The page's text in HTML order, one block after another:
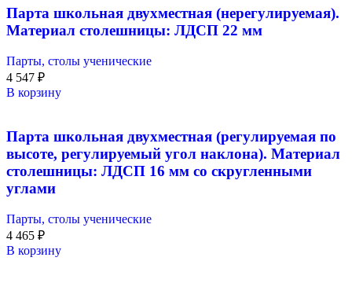
Парта школьная двухместная (нерегулируемая).
Материал столешницы: ЛДСП 22 мм
Парты, столы ученические
4 547 ₽
В корзину
Парта школьная двухместная (регулируемая по
высоте, регулируемый угол наклона). Материал
столешницы: ЛДСП 16 мм со скругленными
углами
Парты, столы ученические
4 465 ₽
В корзину